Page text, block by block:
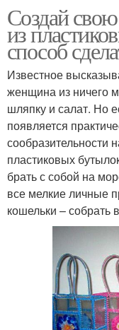
Создай
из
способ
Известное
женщина из ничего
шляпку и салат. Но
появляется
сообразительности
пластиковых
брать с собой на
все мелкие личные
кошельки – собрать